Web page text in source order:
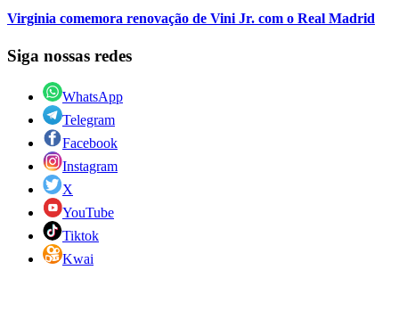
Virginia comemora renovação de Vini Jr. com o Real Madrid
Siga nossas redes
WhatsApp
Telegram
Facebook
Instagram
X
YouTube
Tiktok
Kwai